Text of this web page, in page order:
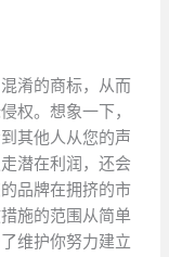
淆的商标，从而
权。想象一下，
其他人从您的声
潜在利润，还会
品牌在拥挤的市
施的范围从简单
维护你努力建立